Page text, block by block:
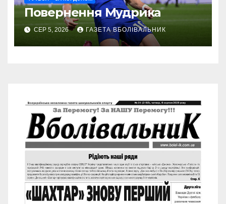
Повернення Мудрика
СЕР 5, 2026 ГАЗЕТА ВБОЛІВАЛЬНИК